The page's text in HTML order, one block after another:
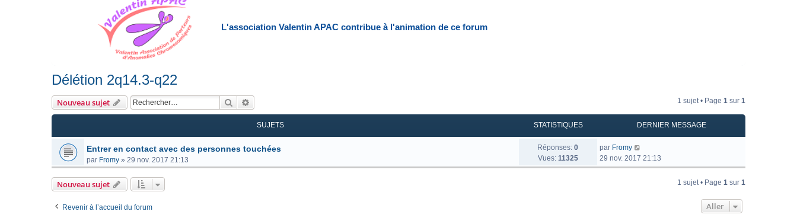
L'association Valentin APAC contribue à l'animation de ce forum
Délétion 2q14.3-q22
Nouveau sujet Rechercher 1 sujet • Page 1 sur 1
SUJETS STATISTIQUES DERNIER MESSAGE
Entrer en contact avec des personnes touchées
par Fromy » 29 nov. 2017 21:13
Réponses: 0
Vues: 11325
par Fromy
29 nov. 2017 21:13
Nouveau sujet 1 sujet • Page 1 sur 1
Revenir à l’accueil du forum Aller